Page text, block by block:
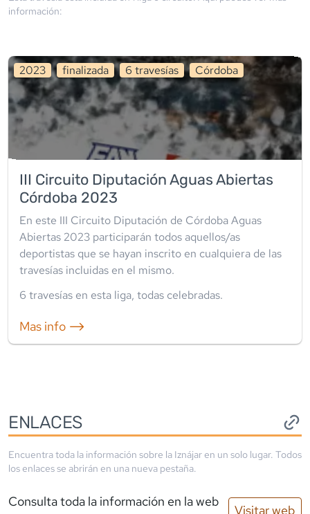
información:
2023 finalizada 6 travesías Córdoba
III Circuito Diputación Aguas Abiertas
Córdoba 2023
En este III Circuito Diputación de Córdoba Aguas
Abiertas 2023 participarán todos aquellos/as
deportistas que se hayan inscrito en cualquiera de las
travesías incluidas en el mismo.
6 travesías en esta liga, todas celebradas.
Mas info ⟶
ENLACES
Encuentra toda la información sobre la Iznájar en un solo lugar. Todos
los enlaces se abrirán en una nueva pestaña.
Consulta toda la información en la web
Visitar web